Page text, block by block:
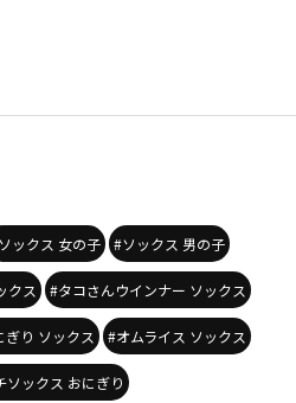
ックス 女の子 #ソックス 男の子
クス #タコさんウインナー ソックス
ぎり ソックス #オムライス ソックス
ソックス おにぎり